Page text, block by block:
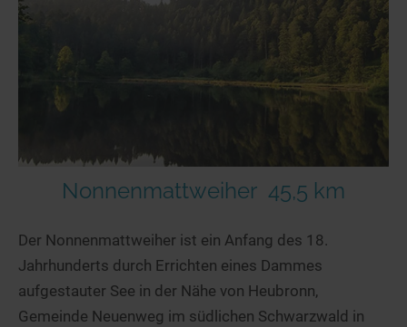
Nonnenmattweiher 45,5 km
Der Nonnenmattweiher ist ein Anfang des 18.
Jahrhunderts durch Errichten eines Dammes
aufgestauter See in der Nähe von Heubronn,
Gemeinde Neuenweg im südlichen Schwarzwald in